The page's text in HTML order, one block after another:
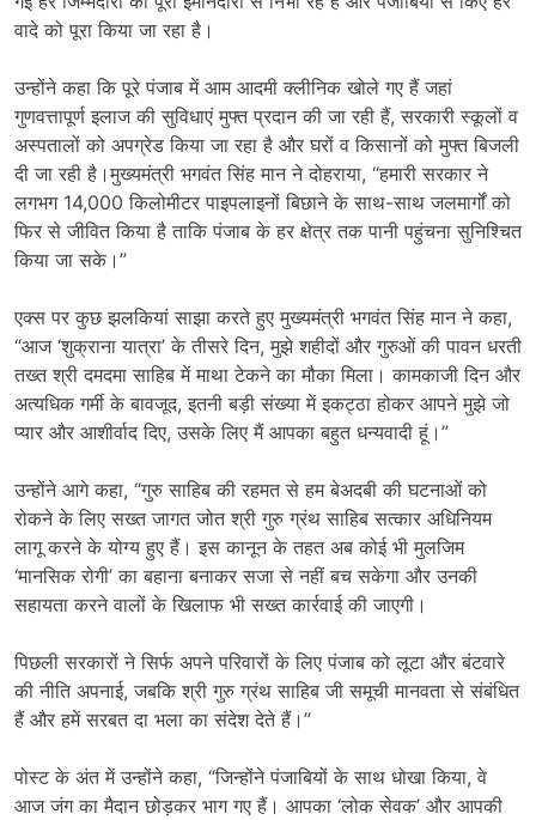
वादे को पूरा किया जा रहा है।
उन्होंने कहा कि पूरे पंजाब में आम आदमी क्लीनिक खोले गए हैं जहां
गुणवत्तापूर्ण इलाज की सुविधाएं मुफ्त प्रदान की जा रही हैं, सरकारी स्कूलों व
अस्पतालों को अपग्रेड किया जा रहा है और घरों व किसानों को मुफ्त बिजली
दी जा रही है।मुख्यमंत्री भगवंत सिंह मान ने दोहराया, “हमारी सरकार ने
लगभग 14,000 किलोमीटर पाइपलाइनों बिछाने के साथ-साथ जलमार्गों को
फिर से जीवित किया है ताकि पंजाब के हर क्षेत्र तक पानी पहुंचना सुनिश्चित
किया जा सके।”
एक्स पर कुछ झलकियां साझा करते हुए मुख्यमंत्री भगवंत सिंह मान ने कहा,
“आज ‘शुक्राना यात्रा’ के तीसरे दिन, मुझे शहीदों और गुरुओं की पावन धरती
तख्त श्री दमदमा साहिब में माथा टेकने का मौका मिला। कामकाजी दिन और
अत्यधिक गर्मी के बावजूद, इतनी बड़ी संख्या में इकट्ठा होकर आपने मुझे जो
प्यार और आशीर्वाद दिए, उसके लिए मैं आपका बहुत धन्यवादी हूं।”
उन्होंने आगे कहा, “गुरु साहिब की रहमत से हम बेअदबी की घटनाओं को
रोकने के लिए सख्त जागत जोत श्री गुरु ग्रंथ साहिब सत्कार अधिनियम
लागू करने के योग्य हुए हैं। इस कानून के तहत अब कोई भी मुलजिम
‘मानसिक रोगी’ का बहाना बनाकर सजा से नहीं बच सकेगा और उनकी
सहायता करने वालों के खिलाफ भी सख्त कार्रवाई की जाएगी।
पिछली सरकारों ने सिर्फ अपने परिवारों के लिए पंजाब को लूटा और बंटवारे
की नीति अपनाई, जबकि श्री गुरु ग्रंथ साहिब जी समूची मानवता से संबंधित
हैं और हमें सरबत दा भला का संदेश देते हैं।”
पोस्ट के अंत में उन्होंने कहा, “जिन्होंने पंजाबियों के साथ धोखा किया, वे
आज जंग का मैदान छोड़कर भाग गए हैं। आपका ‘लोक सेवक’ और आपकी